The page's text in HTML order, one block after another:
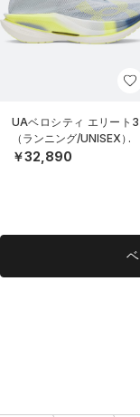
UAベロシティ エリート3
（ランニング/UNISEX）
￥32,890